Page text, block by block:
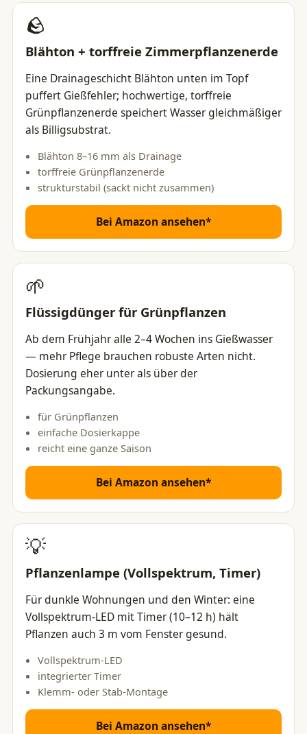
🪨
Blähton + torffreie Zimmerpflanzenerde
Eine Drainageschicht Blähton unten im Topf
puffert Gießfehler; hochwertige, torffreie
Grünpflanzenerde speichert Wasser gleichmäßiger
als Billigsubstrat.
Blähton 8–16 mm als Drainage
torffreie Grünpflanzenerde
strukturstabil (sackt nicht zusammen)
Bei Amazon ansehen*
🌱
Flüssigdünger für Grünpflanzen
Ab dem Frühjahr alle 2–4 Wochen ins Gießwasser
— mehr Pflege brauchen robuste Arten nicht.
Dosierung eher unter als über der
Packungsangabe.
für Grünpflanzen
einfache Dosierkappe
reicht eine ganze Saison
Bei Amazon ansehen*
💡
Pflanzenlampe (Vollspektrum, Timer)
Für dunkle Wohnungen und den Winter: eine
Vollspektrum-LED mit Timer (10–12 h) hält
Pflanzen auch 3 m vom Fenster gesund.
Vollspektrum-LED
integrierter Timer
Klemm- oder Stab-Montage
Bei Amazon ansehen*